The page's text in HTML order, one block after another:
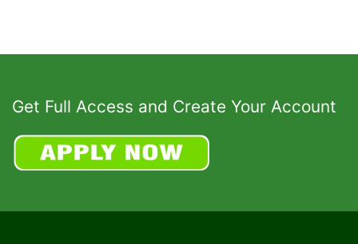
Get Full Access and Create Your Account